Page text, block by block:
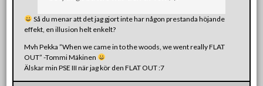
Så du menar att det jag gjort inte har någon prestanda höjande
effekt, en illusion helt enkelt?
Mvh Pekka ”When we came in to the woods, we went really FLAT
OUT” -Tommi Mäkinen
Älskar min PSE III när jag kör den FLAT OUT :7